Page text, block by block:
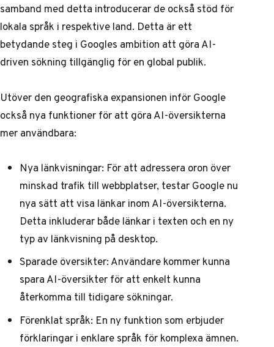
samband med detta introducerar de också stöd för
lokala språk i respektive land. Detta är ett
betydande steg i Googles ambition att göra AI-
driven sökning tillgänglig för en global publik.
Utöver den geografiska expansionen inför Google
också nya funktioner för att göra AI-översikterna
mer användbara:
Nya länkvisningar: För att adressera oron över
minskad trafik till webbplatser, testar Google nu
nya sätt att visa länkar inom AI-översikterna.
Detta inkluderar både länkar i texten och en ny
typ av länkvisning på desktop.
Sparade översikter: Användare kommer kunna
spara AI-översikter för att enkelt kunna
återkomma till tidigare sökningar.
Förenklat språk: En ny funktion som erbjuder
förklaringar i enklare språk för komplexa ämnen.